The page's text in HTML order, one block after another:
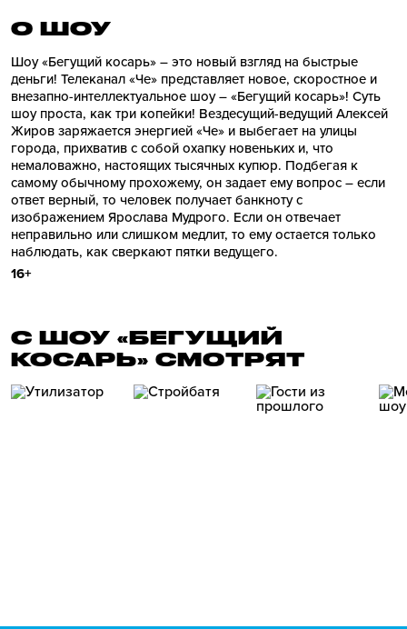
О ШОУ
Шоу «Бегущий косарь» – это новый взгляд на быстрые
деньги! Телеканал «Че» представляет новое, скоростное и
внезапно-интеллектуальное шоу – «Бегущий косарь»! Суть
шоу проста, как три копейки! Вездесущий-ведущий Алексей
Жиров заряжается энергией «Че» и выбегает на улицы
города, прихватив с собой охапку новеньких и, что
немаловажно, настоящих тысячных купюр. Подбегая к
самому обычному прохожему, он задает ему вопрос – если
ответ верный, то человек получает банкноту с
изображением Ярослава Мудрого. Если он отвечает
неправильно или слишком медлит, то ему остается только
наблюдать, как сверкают пятки ведущего.
16+
С ШОУ «БЕГУЩИЙ
КОСАРЬ» СМОТРЯТ